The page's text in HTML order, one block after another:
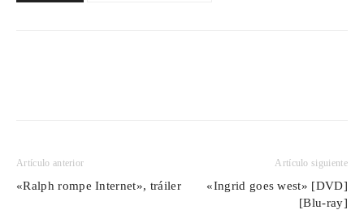
Artículo anterior
«Ralph rompe Internet», tráiler
Artículo siguiente
«Ingrid goes west» [DVD]
[Blu-ray]